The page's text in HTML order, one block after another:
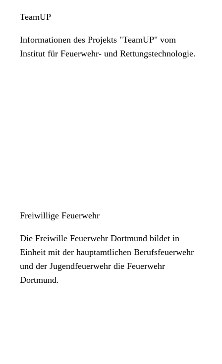
TeamUP
Informationen des Projekts "TeamUP" vom
Institut für Feuerwehr- und Rettungstechnologie.
Freiwillige Feuerwehr
Die Freiwille Feuerwehr Dortmund bildet in
Einheit mit der hauptamtlichen Berufsfeuerwehr
und der Jugendfeuerwehr die Feuerwehr
Dortmund.